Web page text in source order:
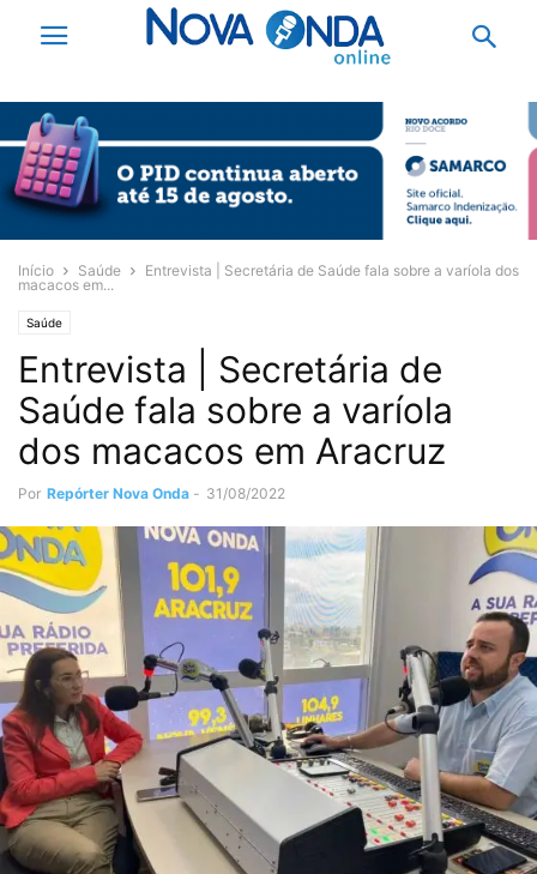
Início Saúde
Entrevista | Secretária de Saúde fala sobre a varíola dos
macacos em...
Saúde
Entrevista | Secretária de
Saúde fala sobre a varíola
dos macacos em Aracruz
Por Repórter Nova Onda - 31/08/2022